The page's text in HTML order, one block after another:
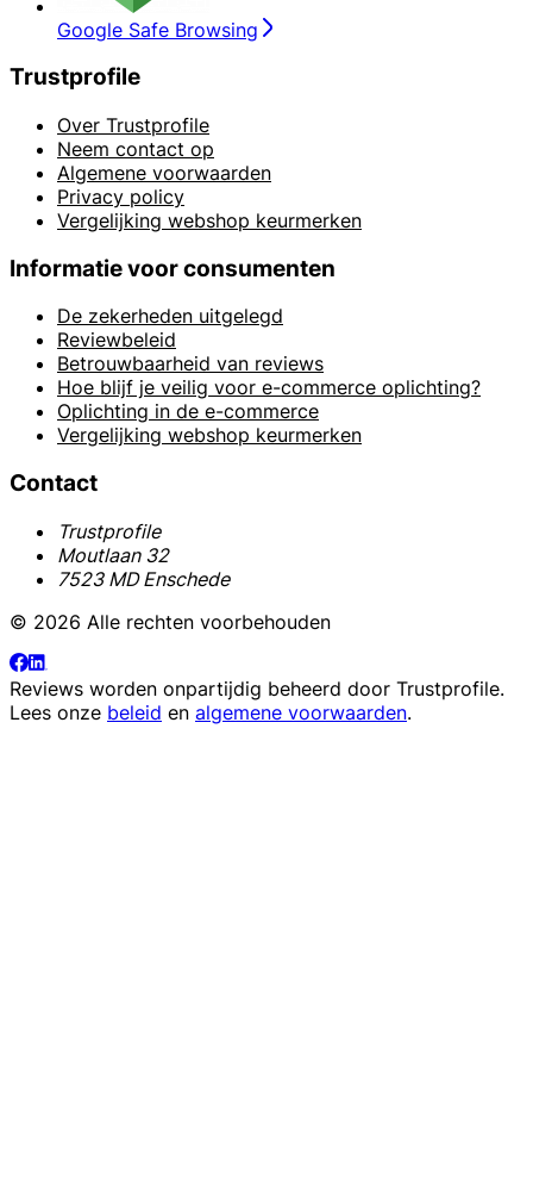
Google Safe Browsing
Trustprofile
Over Trustprofile
Neem contact op
Algemene voorwaarden
Privacy policy
Vergelijking webshop keurmerken
Informatie voor consumenten
De zekerheden uitgelegd
Reviewbeleid
Betrouwbaarheid van reviews
Hoe blijf je veilig voor e-commerce oplichting?
Oplichting in de e-commerce
Vergelijking webshop keurmerken
Contact
Trustprofile
Moutlaan 32
7523 MD Enschede
© 2026 Alle rechten voorbehouden
Reviews worden onpartijdig beheerd door Trustprofile.
Lees onze beleid en algemene voorwaarden.